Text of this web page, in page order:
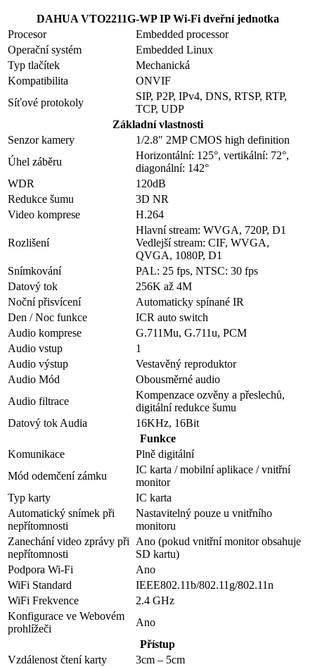
DAHUA VTO2211G-WP IP Wi-Fi dveřní jednotka
Procesor
Embedded processor
Operační systém
Embedded Linux
Typ tlačítek
Mechanická
Kompatibilita
ONVIF
Síťové protokoly
SIP, P2P, IPv4, DNS, RTSP, RTP,
TCP, UDP
Základní vlastnosti
Senzor kamery
1/2.8" 2MP CMOS high definition
Úhel záběru
Horizontální: 125°, vertikální: 72°,
diagonální: 142°
WDR
120dB
Redukce šumu
3D NR
Video komprese
H.264
Rozlišení
Hlavní stream: WVGA, 720P, D1
Vedlejší stream: CIF, WVGA,
QVGA, 1080P, D1
Snímkování
PAL: 25 fps, NTSC: 30 fps
Datový tok
256K až 4M
Noční přisvícení
Automaticky spínané IR
Den / Noc funkce
ICR auto switch
Audio komprese
G.711Mu, G.711u, PCM
Audio vstup
1
Audio výstup
Vestavěný reproduktor
Audio Mód
Obousměrné audio
Audio filtrace
Kompenzace ozvěny a přeslechů,
digitální redukce šumu
Datový tok Audia
16KHz, 16Bit
Funkce
Komunikace
Plně digitální
Mód odemčení zámku
IC karta / mobilní aplikace / vnitřní
monitor
Typ karty
IC karta
Automatický snímek při
nepřítomnosti
Nastavitelný pouze u vnitřního
monitoru
Zanechání video zprávy při
nepřítomnosti
Ano (pokud vnitřní monitor obsahuje
SD kartu)
Podpora Wi-Fi
Ano
WiFi Standard
IEEE802.11b/802.11g/802.11n
WiFi Frekvence
2.4 GHz
Konfigurace ve Webovém
prohlížeči
Ano
Přístup
Vzdálenost čtení karty
3cm – 5cm